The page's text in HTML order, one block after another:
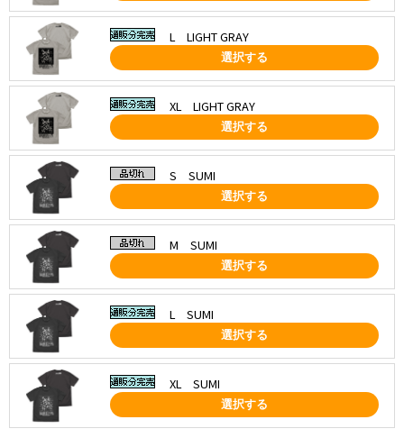
L LIGHT GRAY
選択する
XL LIGHT GRAY
選択する
S SUMI
選択する
M SUMI
選択する
L SUMI
選択する
XL SUMI
選択する